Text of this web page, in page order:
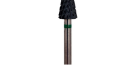
обработку и финишное
выравнивание